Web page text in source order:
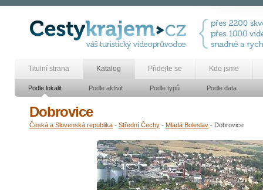
Titulní strana Katalog Přidejte se Kdo jsme
Podle lokalit Podle aktivit Podle typů Podle data
Dobrovice
Česká a Slovenská republika - Střední Čechy - Mladá Boleslav - Dobrovice